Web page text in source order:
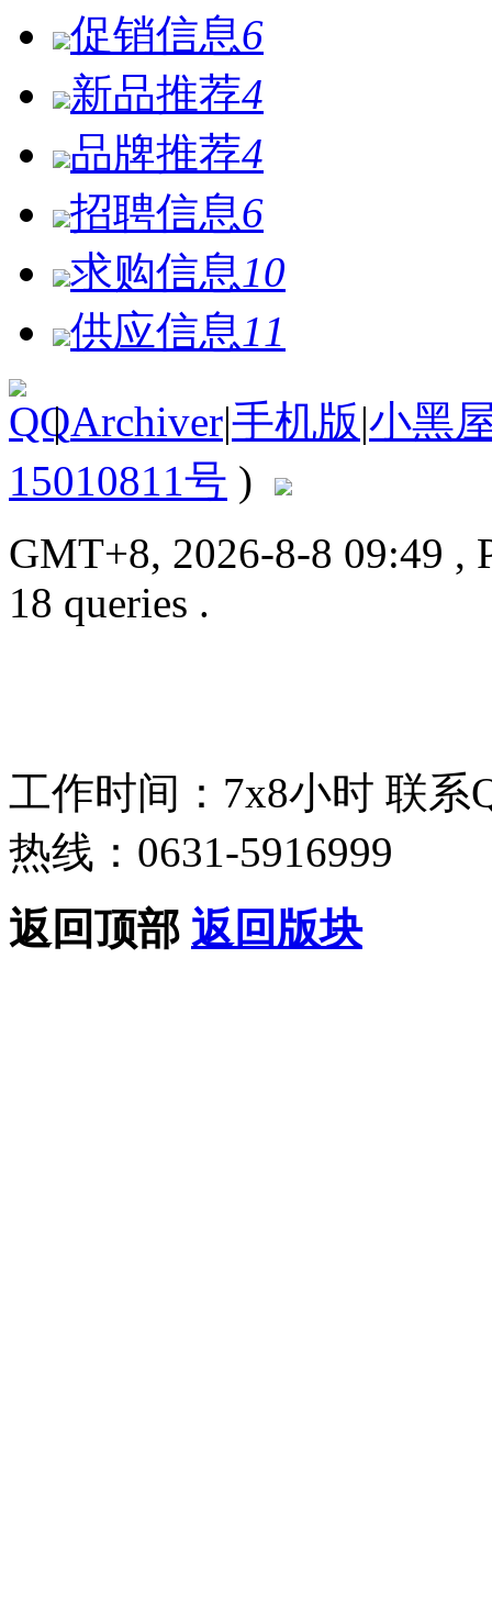
促销信息6
新品推荐4
品牌推荐4
招聘信息6
求购信息 10
供应信息 11
| Archiver|手机版|小黑
15010811号 )
GMT+8, 2026-8-8 09:49 ,
18 queries .
工作时间：7x8小时 联系
热线：0631-5916999
返回顶部 返回版块